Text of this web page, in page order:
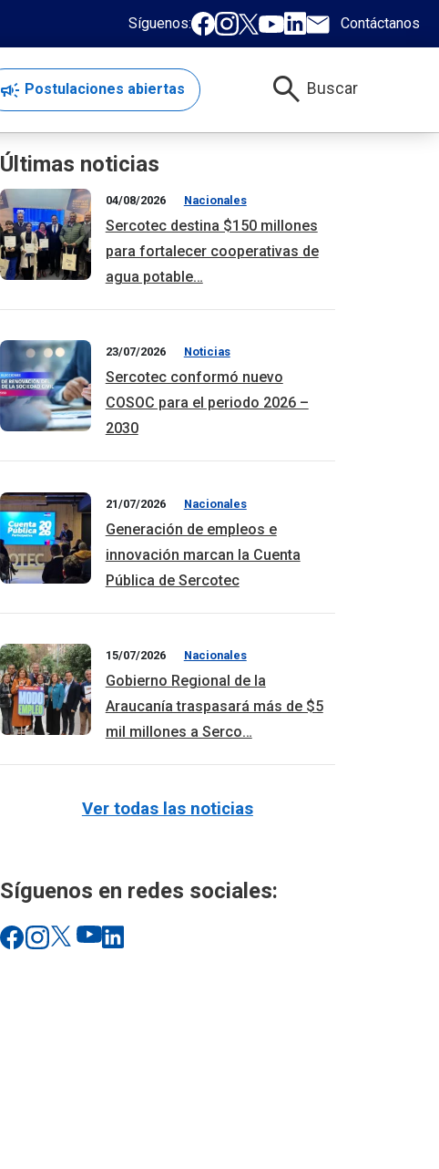
Síguenos: Contáctanos
campaign Postulaciones abiertas search Buscar
Últimas noticias
04/08/2026 Nacionales
Sercotec destina $150 millones
para fortalecer cooperativas de
agua potable…
23/07/2026 Noticias
Sercotec conformó nuevo
COSOC para el periodo 2026 –
2030
21/07/2026 Nacionales
Generación de empleos e
innovación marcan la Cuenta
Pública de Sercotec
15/07/2026 Nacionales
Gobierno Regional de la
Araucanía traspasará más de $5
mil millones a Serco…
Ver todas las noticias
Síguenos en redes sociales: